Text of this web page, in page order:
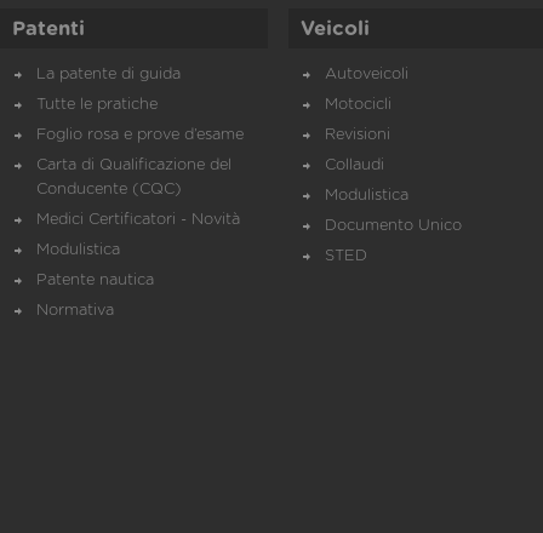
Patenti
La patente di guida
Tutte le pratiche
Foglio rosa e prove d’esame
Carta di Qualificazione del
Conducente (CQC)
Medici Certificatori - Novità
Modulistica
Patente nautica
Normativa
Veicoli
Autoveicoli
Motocicli
Revisioni
Collaudi
Modulistica
Documento Unico
STED